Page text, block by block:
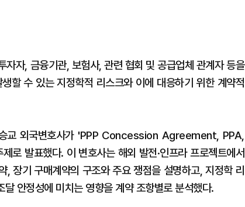
자, 금융기관, 보험사, 관련 협회 및 공급업체 관계자 등을
할 수 있는 지정학적 리스크와 이에 대응하기 위한 계약적
교 외국변호사가 'PPP Concession Agreement, PPA,
발표했다. 이 변호사는 해외 발전·인프라 프로젝트에서
장기 구매계약의 구조와 주요 쟁점을 설명하고, 지정학 리
안정성에 미치는 영향을 계약 조항별로 분석했다.